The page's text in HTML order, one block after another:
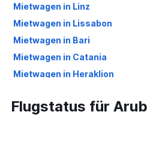
Mietwagen in Linz
Mietwagen in Lissabon
Mietwagen in Bari
Mietwagen in Catania
Mietwagen in Heraklion
Hotels in Istanbul
Flugstatus für